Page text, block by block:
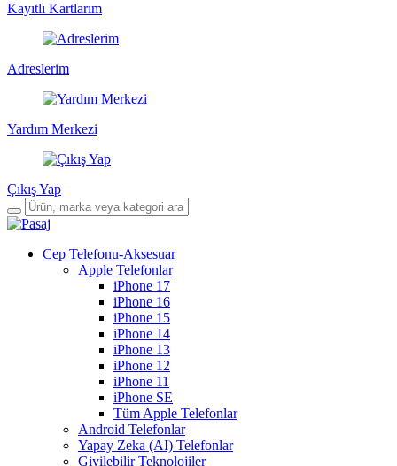
Kayıtlı Kartlarım
Adreslerim
Yardım Merkezi
Çıkış Yap
Cep Telefonu-Aksesuar
Apple Telefonlar
iPhone 17
iPhone 16
iPhone 15
iPhone 14
iPhone 13
iPhone 12
iPhone 11
iPhone SE
Tüm Apple Telefonlar
Android Telefonlar
Yapay Zeka (AI) Telefonlar
Giyilebilir Teknolojiler